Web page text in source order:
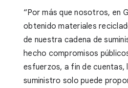
“Por más que nosotros, en
obtenido materiales
de nuestra cadena de
hecho compromisos
esfuerzos, a fin de cuentas,
suministro solo puede